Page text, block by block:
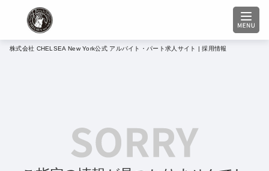
株式会社 CHELSEA New York公式 アルバイト・パート求人サイト | 採用情報